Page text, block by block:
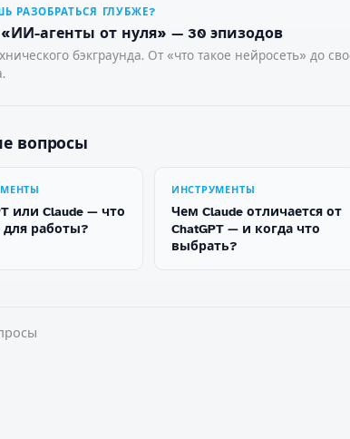
РАЗОБРАТЬСЯ ГЛУБЖЕ?
«ИИ-агенты от нуля» — 30 эпизодов
бэкграунда. От «что такое нейросеть» до
вопросы
или Claude — что
работы?
ИНСТРУМЕНТЫ
Чем Claude отличается от
ChatGPT — и когда что
выбрать?